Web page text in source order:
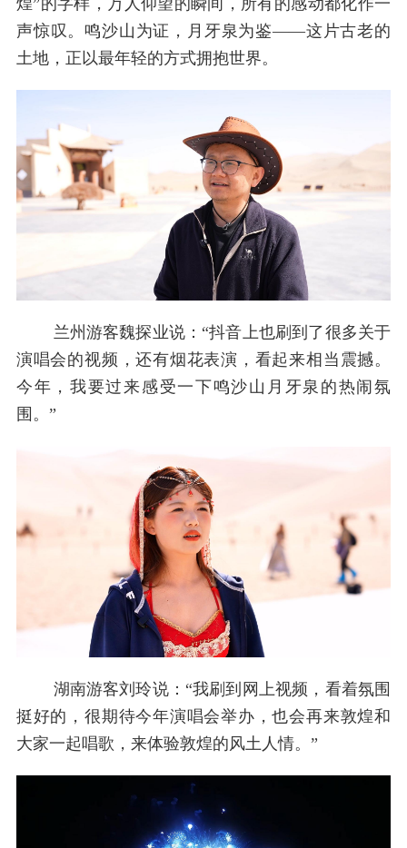
煌”的字样，万人仰望的瞬间，所有的感动都化作一
声惊叹。鸣沙山为证，月牙泉为鉴——这片古老的
土地，正以最年轻的方式拥抱世界。
兰州游客魏探业说：“抖音上也刷到了很多关于
演唱会的视频，还有烟花表演，看起来相当震撼。
今年，我要过来感受一下鸣沙山月牙泉的热闹氛
围。”
湖南游客刘玲说：“我刷到网上视频，看着氛围
挺好的，很期待今年演唱会举办，也会再来敦煌和
大家一起唱歌，来体验敦煌的风土人情。”